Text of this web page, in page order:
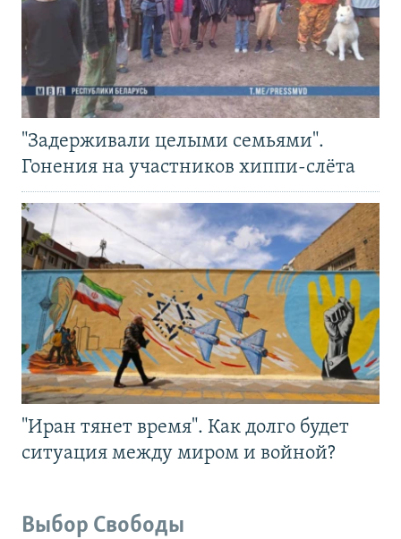
"Задерживали целыми семьями".
Гонения на участников хиппи-слёта
"Иран тянет время". Как долго будет
ситуация между миром и войной?
Выбор Свободы